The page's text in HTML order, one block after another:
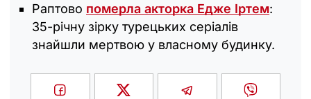
Раптово померла акторка Едже Іртем:
35-річну зірку турецьких серіалів
знайшли мертвою у власному будинку.